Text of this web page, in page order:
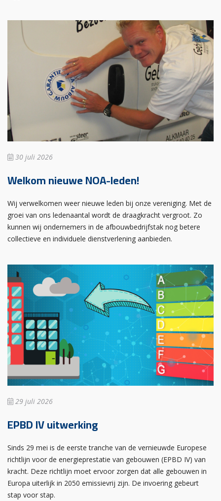
30 juli 2026
Welkom nieuwe NOA-leden!
Wij verwelkomen weer nieuwe leden bij onze vereniging. Met de
groei van ons ledenaantal wordt de draagkracht vergroot. Zo
kunnen wij ondernemers in de afbouwbedrijfstak nog betere
collectieve en individuele dienstverlening aanbieden.
29 juli 2026
EPBD IV uitwerking
Sinds 29 mei is de eerste tranche van de vernieuwde Europese
richtlijn voor de energieprestatie van gebouwen (EPBD IV) van
kracht. Deze richtlijn moet ervoor zorgen dat alle gebouwen in
Europa uiterlijk in 2050 emissievrij zijn. De invoering gebeurt
stap voor stap.